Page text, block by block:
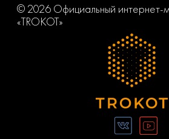
© 2026 Официальный интернет-
«TROKOT»